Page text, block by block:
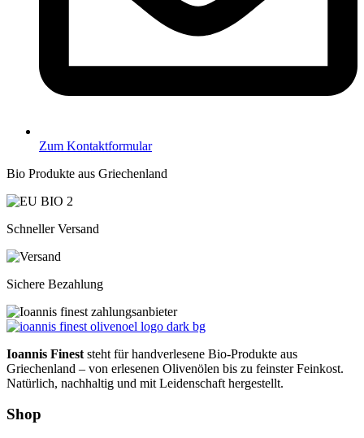
Zum Kontaktformular
Bio Produkte aus Griechenland
Schneller Versand
Sichere Bezahlung
Ioannis Finest steht für handverlesene Bio-Produkte aus
Griechenland – von erlesenen Olivenölen bis zu feinster Feinkost.
Natürlich, nachhaltig und mit Leidenschaft hergestellt.
Shop